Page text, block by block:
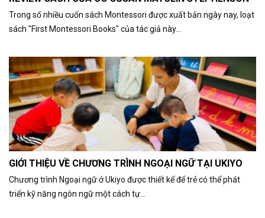
Trong số nhiều cuốn sách Montessori được xuất bản ngày nay, loạt
sách "First Montessori Books" của tác giả này...
GIỚI THIỆU VỀ CHƯƠNG TRÌNH NGOẠI NGỮ TẠI UKIYO
Chương trình Ngoại ngữ ở Ukiyo được thiết kể để trẻ có thể phát
triển kỹ năng ngôn ngữ một cách tự...